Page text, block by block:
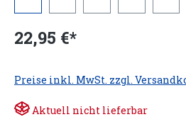
22,95 €*
Preise inkl. MwSt. zzgl.
Aktuell nicht lieferbar